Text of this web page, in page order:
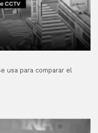
usa para comparar el